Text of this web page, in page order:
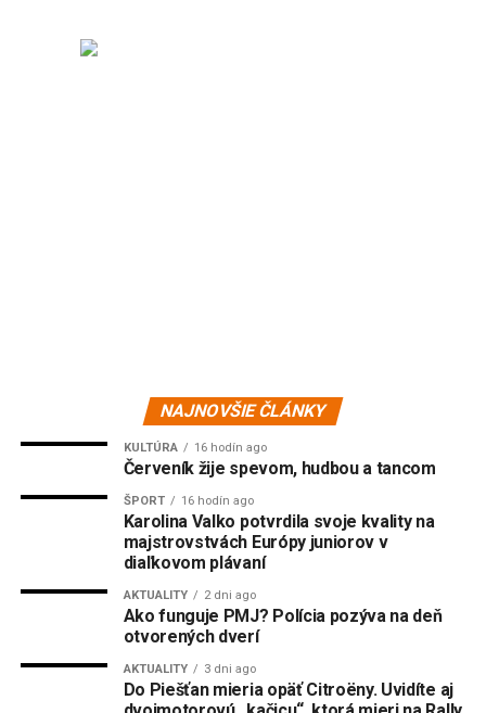
NAJNOVŠIE ČLÁNKY
KULTÚRA 16 hodín ago
Červeník žije spevom, hudbou a tancom
ŠPORT 16 hodín ago
Karolina Valko potvrdila svoje kvality na
majstrovstvách Európy juniorov v
diaľkovom plávaní
AKTUALITY 2 dni ago
Ako funguje PMJ? Polícia pozýva na deň
otvorených dverí
AKTUALITY 3 dni ago
Do Piešťan mieria opäť Citroëny. Uvidíte aj